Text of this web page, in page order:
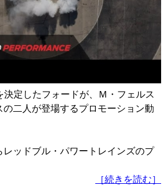
決定したフォードが、Ｍ・フェルス
の二人が登場するプロモーション動
レッドブル・パワートレインズのプ
［続きを読む］